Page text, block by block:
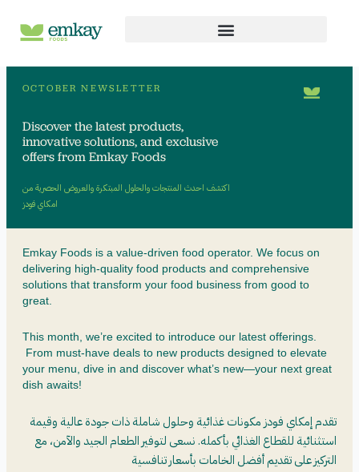
OCTOBER NEWSLETTER
Discover the latest products,
innovative solutions, and exclusive
offers from Emkay Foods
اكتشف احدث المنتجات والحلول المبتكرة والعروض الحصرية من
امكاي فودز
Emkay Foods is a value-driven food operator. We focus on
delivering high-quality food products and comprehensive
solutions that transform your food business from good to
great.
This month, we’re excited to introduce our latest offerings.
From must-have deals to new products designed to elevate
your menu, dive in and discover what’s new—your next great
dish awaits!
تقدم إمكاي فودز مكونات غذائية وحلول شاملة ذات جودة عالية وقيمة
استثنائية للقطاع الغذائي بأكمله. نسعى لتوفير الطعام الجيد والآمن، مع
التركيز على تقديم أفضل الخامات بأسعار تنافسية